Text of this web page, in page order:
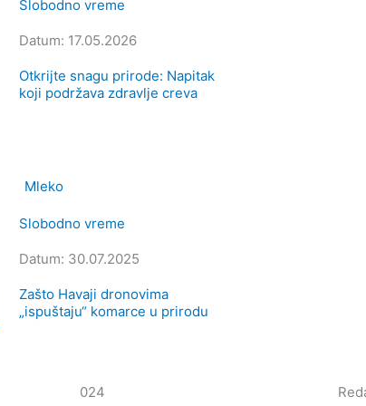
Slobodno vreme
Datum: 17.05.2026
Otkrijte snagu prirode: Napitak
koji podržava zdravlje creva
Slobodno vreme
Datum: 30.07.2025
Zašto Havaji dronovima
„ispuštaju“ komarce u prirodu
024